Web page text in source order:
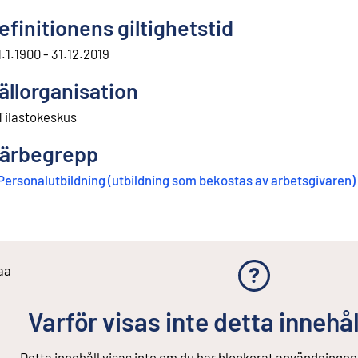
giltighetstid
- 31.12.2019
(utbildning som bekostas av arbetsgivaren)
Varför visas inte detta